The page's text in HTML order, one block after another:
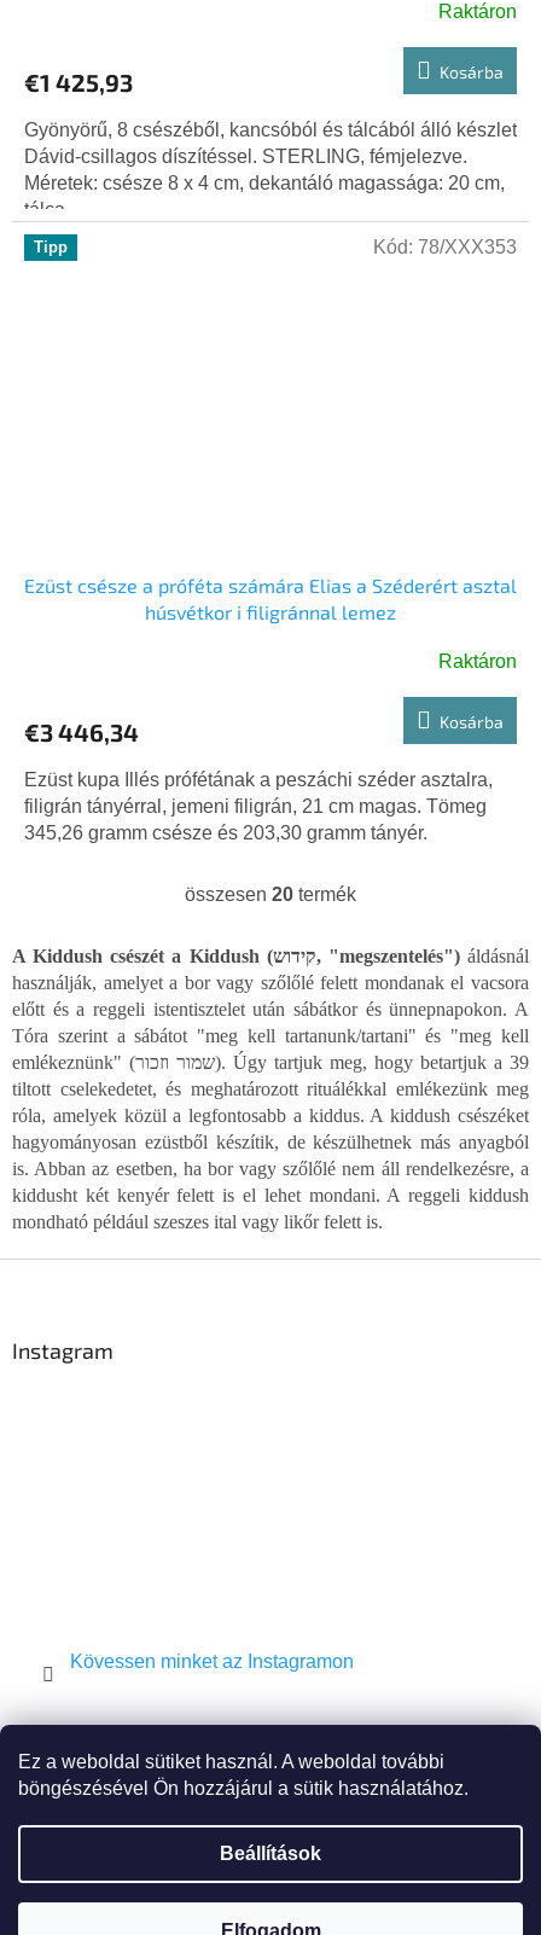
Ez a weboldal sütiket használ. A weboldal további
böngészésével Ön hozzájárul a sütik használatához.
Beállítások
Elfogadom
Raktáron
€1 425,93 Kosárba
Gyönyörű, 8 csészéből, kancsóból és tálcából álló készlet
Dávid-csillagos díszítéssel. STERLING, fémjelezve.
Méretek: csésze 8 x 4 cm, dekantáló magassága: 20 cm,
tálca...
Tipp
Ezüst csésze a próféta számára Elias a Széderért asztal
húsvétkor i filigránnal lemez
Raktáron
€3 446,34 Kosárba
Ezüst kupa Illés prófétának a peszáchi széder asztalra,
filigrán tányérral, jemeni filigrán, 21 cm magas. Tömeg
345,26 gramm csésze és 203,30 gramm tányér.
Kód: 78/XXX353
L
s
t
a
i
r
á
n
y
í
t
á
s
e
összesen 20 termék
A Kiddush csészét a Kiddush (קידוש, "megszentelés")áldásnál
használják, amelyet a bor vagy szőlőlé felett mondanak el vacsora
előtt és a reggeli istentisztelet után sábátkor és ünnepnapokon. A
Tóra szerint a sábátot "meg kell tartanunk/tartani" és "meg kell
emlékeznünk" (שמור וזכור). Úgy tartjuk meg, hogy betartjuk a 39
tiltott cselekedetet, és meghatározott rituálékkal emlékezünk meg
róla, amelyek közül a legfontosabb a kiddus. A kiddush csészéket
hagyományosan ezüstből készítik, de készülhetnek más anyagból
is. Abban az esetben, ha bor vagy szőlőlé nem áll rendelkezésre, a
kiddusht két kenyér felett is el lehet mondani. A reggeli kiddush
mondható például szeszes ital vagy likőr felett is.
Instagram
Kövessen minket az Instagramon
Shoptet készítette